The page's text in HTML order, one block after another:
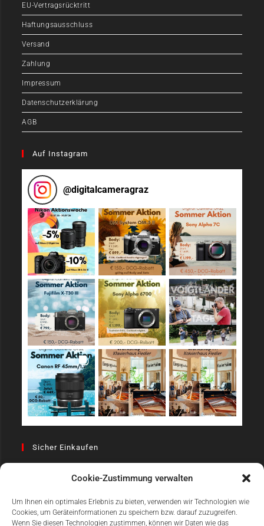
Cookie-Zustimmung verwalten
Um Ihnen ein optimales Erlebnis zu bieten, verwenden wir Technologien wie
Cookies, um Geräteinformationen zu speichern bzw. darauf zuzugreifen.
Wenn Sie diesen Technologien zustimmen, können wir Daten wie das
EU-Vertragsrücktritt
Haftungsausschluss
Versand
Zahlung
Impressum
Datenschutzerklärung
AGB
Auf Instagram
@digitalcameragraz
Sicher Einkaufen